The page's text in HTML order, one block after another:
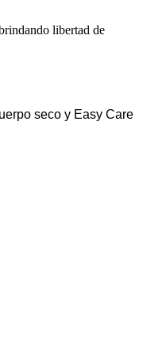
libertad de
seco y Easy Care